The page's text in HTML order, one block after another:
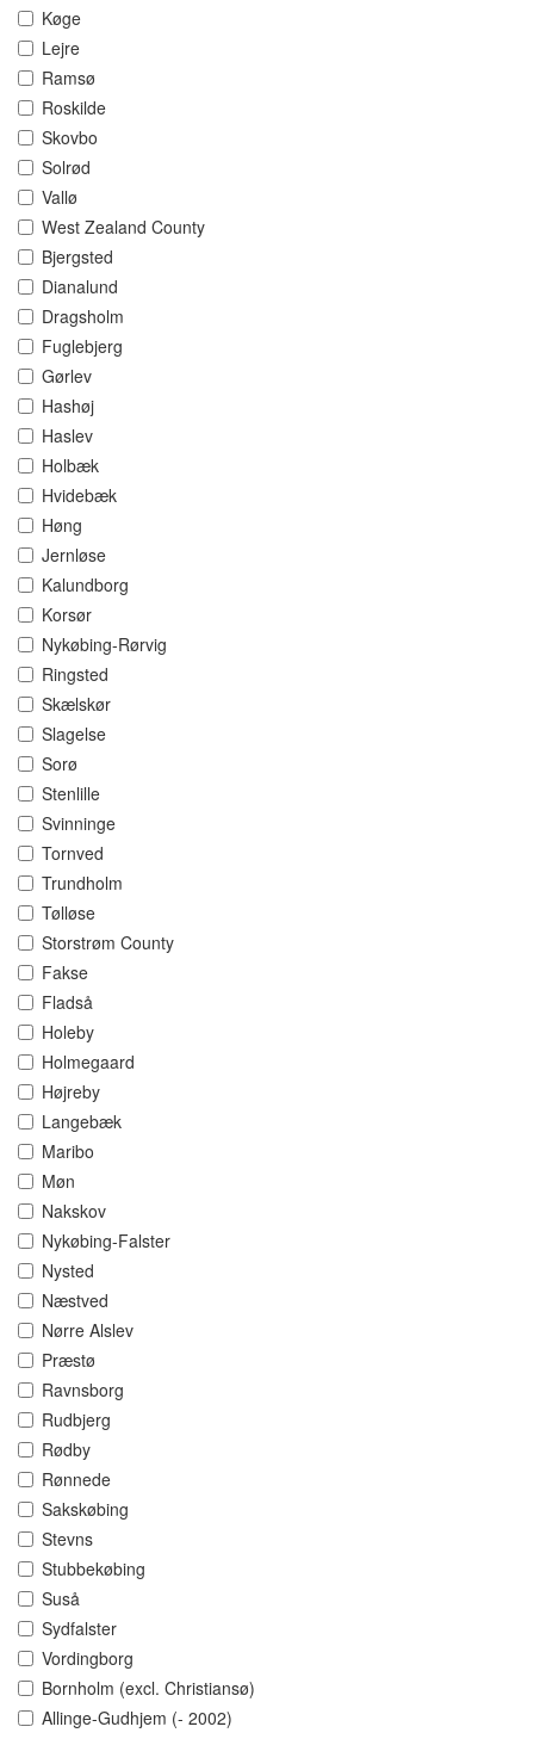
Køge
Lejre
Ramsø
Roskilde
Skovbo
Solrød
Vallø
West Zealand County
Bjergsted
Dianalund
Dragsholm
Fuglebjerg
Gørlev
Hashøj
Haslev
Holbæk
Hvidebæk
Høng
Jernløse
Kalundborg
Korsør
Nykøbing-Rørvig
Ringsted
Skælskør
Slagelse
Sorø
Stenlille
Svinninge
Tornved
Trundholm
Tølløse
Storstrøm County
Fakse
Fladså
Holeby
Holmegaard
Højreby
Langebæk
Maribo
Møn
Nakskov
Nykøbing-Falster
Nysted
Næstved
Nørre Alslev
Præstø
Ravnsborg
Rudbjerg
Rødby
Rønnede
Sakskøbing
Stevns
Stubbekøbing
Suså
Sydfalster
Vordingborg
Bornholm (excl. Christiansø)
Allinge-Gudhjem (- 2002)